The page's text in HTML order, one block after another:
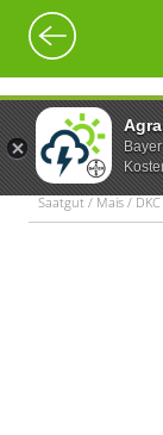
Saatgut / Mais /